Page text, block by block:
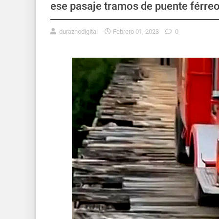
ese pasaje tramos de puente
duraznodigital Febrero 01, 2023 0